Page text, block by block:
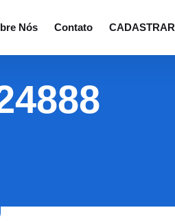
Nós Contato CADASTRAR